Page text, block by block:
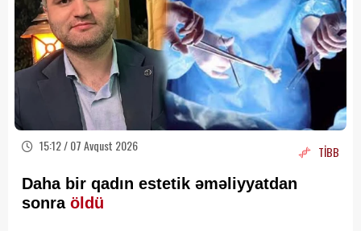
15:12 / 07 Avqust 2026 TİBB
Daha bir qadın estetik əməliyyatdan
sonra öldü